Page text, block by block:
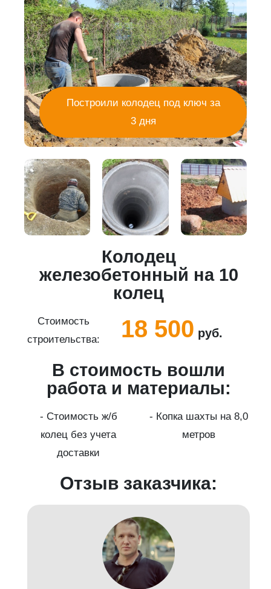
Построили колодец под ключ за
3 дня
Колодец
железобетонный на 10
колец
Стоимость
строительства:
18 500 руб.
В стоимость вошли
работа и материалы:
- Стоимость ж/б
колец без учета
доставки
- Копка шахты на 8,0
метров
Отзыв заказчика: